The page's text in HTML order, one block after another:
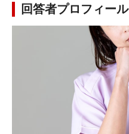
回答者プロフィール